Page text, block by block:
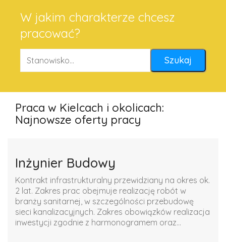
W jakim charakterze chcesz
pracować?
Praca w Kielcach i okolicach:
Najnowsze oferty pracy
Inżynier Budowy
Kontrakt infrastrukturalny przewidziany na okres ok.
2 lat. Zakres prac obejmuje realizację robót w
branży sanitarnej, w szczególności przebudowę
sieci kanalizacyjnych. Zakres obowiązków realizacja
inwestycji zgodnie z harmonogramem oraz...